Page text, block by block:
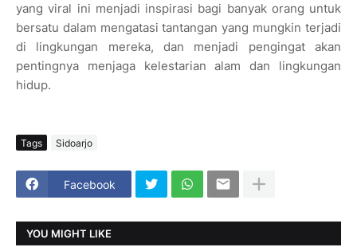
yang viral ini menjadi inspirasi bagi banyak orang untuk
bersatu dalam mengatasi tantangan yang mungkin terjadi
di lingkungan mereka, dan menjadi pengingat akan
pentingnya menjaga kelestarian alam dan lingkungan
hidup.
Tags Sidoarjo
Facebook
YOU MIGHT LIKE